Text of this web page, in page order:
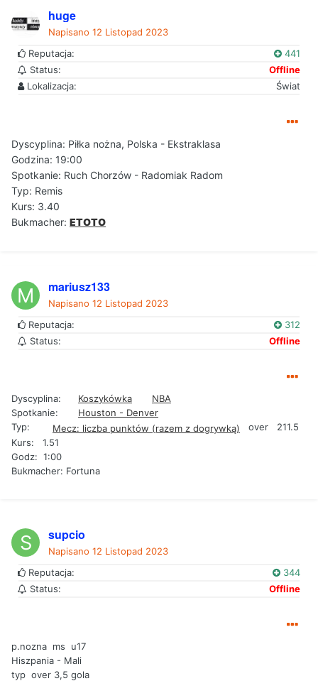
huge
Napisano 12 Listopad 2023
Reputacja:
441
Status:
Offline
Lokalizacja:
Świat
Dyscyplina: Piłka nożna, Polska - Ekstraklasa
Godzina: 19:00
Spotkanie: Ruch Chorzów - Radomiak Radom
Typ: Remis
Kurs: 3.40
Bukmacher: ETOTO
mariusz133
Napisano 12 Listopad 2023
Reputacja:
312
Status:
Offline
Dyscyplina: Koszykówka
NBA
Spotkanie:
Houston - Denver
Typ:
Mecz: liczba punktów (razem z dogrywką) over 211.5
Kurs: 1.51
Godz: 1:00
Bukmacher: Fortuna
supcio
Napisano 12 Listopad 2023
Reputacja:
344
Status:
Offline
p.nozna ms u17
Hiszpania - Mali
typ over 3,5 gola